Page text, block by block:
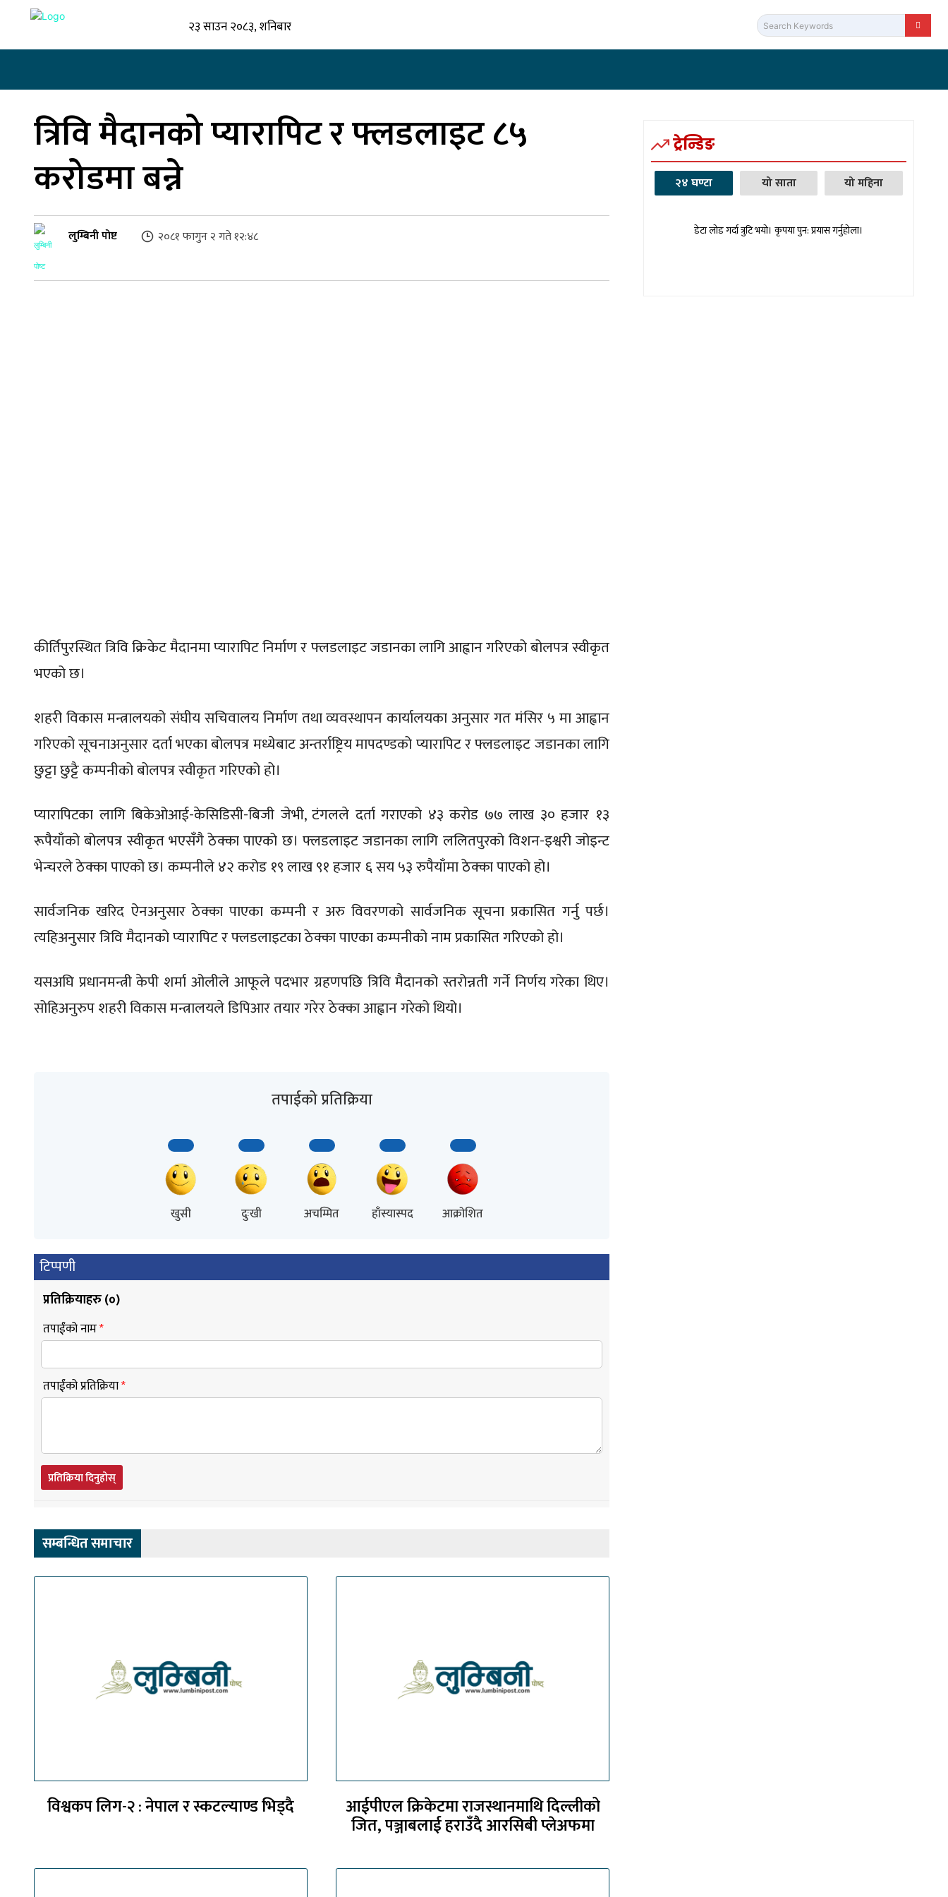
२३ साउन २०८३, शनिबार Search Keywords
त्रिवि मैदानको प्यारापिट र फ्लडलाइट ८५
करोडमा बन्ने
लुम्बिनी पोष्ट २०८१ फागुन २ गते १२:४८
कीर्तिपुरस्थित त्रिवि क्रिकेट मैदानमा प्यारापिट निर्माण र फ्लडलाइट जडानका लागि आह्वान गरिएको बोलपत्र स्वीकृत
भएको छ।
शहरी विकास मन्त्रालयको संघीय सचिवालय निर्माण तथा व्यवस्थापन कार्यालयका अनुसार गत मंसिर ५ मा आह्वान
गरिएको सूचनाअनुसार दर्ता भएका बोलपत्र मध्येबाट अन्तर्राष्ट्रिय मापदण्डको प्यारापिट र फ्लडलाइट जडानका लागि
छुट्टा छुट्टै कम्पनीको बोलपत्र स्वीकृत गरिएको हो।
प्यारापिटका लागि बिकेओआई-केसिडिसी-बिजी जेभी, टंगलले दर्ता गराएको ४३ करोड ७७ लाख ३० हजार १३
रूपैयाँको बोलपत्र स्वीकृत भएसँगै ठेक्का पाएको छ। फ्लडलाइट जडानका लागि ललितपुरको विशन-इश्वरी जोइन्ट
भेन्चरले ठेक्का पाएको छ। कम्पनीले ४२ करोड १९ लाख ९१ हजार ६ सय ५३ रुपैयाँमा ठेक्का पाएको हो।
सार्वजनिक खरिद ऐनअनुसार ठेक्का पाएका कम्पनी र अरु विवरणको सार्वजनिक सूचना प्रकासित गर्नु पर्छ।
त्यहिअनुसार त्रिवि मैदानको प्यारापिट र फ्लडलाइटका ठेक्का पाएका कम्पनीको नाम प्रकासित गरिएको हो।
यसअघि प्रधानमन्त्री केपी शर्मा ओलीले आफूले पदभार ग्रहणपछि त्रिवि मैदानको स्तरोन्नती गर्ने निर्णय गरेका थिए।
सोहिअनुरुप शहरी विकास मन्त्रालयले डिपिआर तयार गरेर ठेक्का आह्वान गरेको थियो।
तपाईको प्रतिक्रिया
खुसी दुःखी अचम्मित हाँस्यास्पद आक्रोशित
टिप्पणी
प्रतिक्रियाहरु (०)
तपाईंको नाम*
तपाईंको प्रतिक्रिया*
प्रतिक्रिया दिनुहोस्
सम्बन्धित समाचार
विश्वकप लिग-२ : नेपाल र स्कटल्याण्ड भिड्दै आईपीएल क्रिकेटमा राजस्थानमाथि दिल्लीको
जित, पञ्जाबलाई हराउँदै आरसिबी प्लेअफमा
ट्रेन्डिङ
२४ घण्टा यो साता यो महिना
डेटा लोड गर्दा त्रुटि भयो। कृपया पुन: प्रयास गर्नुहोला।